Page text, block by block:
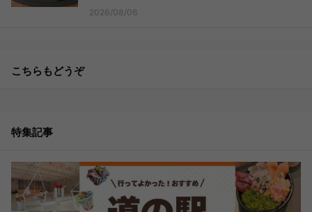
2026/08/06
こちらもどうぞ
特集記事